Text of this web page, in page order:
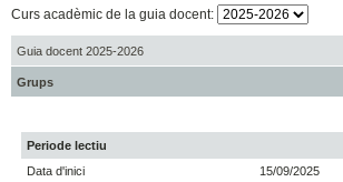
Curs acadèmic de la guia docent:
Guia docent 2025-2026
Grups
Periode lectiu
Data d'inici
15/09/2025